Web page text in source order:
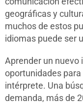
geográficas y
muchos de estos
idiomas puede ser
Aprender un nuevo
oportunidades
intérprete. Una
demanda, más de